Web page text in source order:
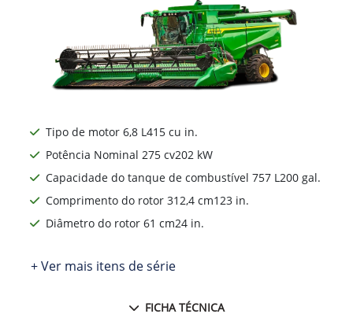
Tipo de motor 6,8 L415 cu in.
Potência Nominal 275 cv202 kW
Capacidade do tanque de combustível 757 L200 gal.
Comprimento do rotor 312,4 cm123 in.
Diâmetro do rotor 61 cm24 in.
+ Ver mais itens de série
FICHA TÉCNICA